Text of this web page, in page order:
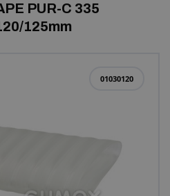
PUR-C 335
125mm
01030120